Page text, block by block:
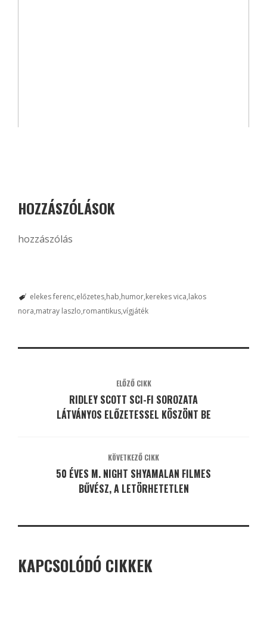
HOZZÁSZÓLÁSOK
hozzászólás
elekes ferenc előzetes hab humor kerekes vica lakos
nora matray laszlo romantikusvígjáték
ELŐZŐ CIKK
RIDLEY SCOTT SCI-FI SOROZATA
LÁTVÁNYOS ELŐZETESSEL KÖSZÖNT BE
KÖVETKEZŐ CIKK
50 ÉVES M. NIGHT SHYAMALAN FILMES
BŰVÉSZ, A LETÖRHETETLEN
KAPCSOLÓDÓ CIKKEK